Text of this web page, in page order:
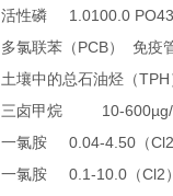
活性磷 1.0100.0
多氯联苯（ PCB） 免疫
土壤中的总石油烃（TPH
三卤甲烷 10-600µg/
一氯胺 0.04-4.50 （Cl2
一氯胺 0.1-10.0 （Cl2 ）